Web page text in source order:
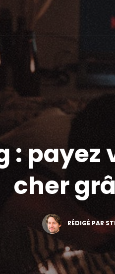
: payez
cher
RÉDIGÉ PAR